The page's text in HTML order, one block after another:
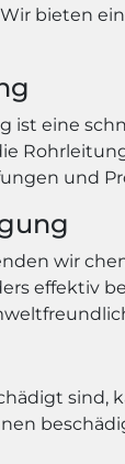
bieten
ist eine
und
wir
effektiv
sind,